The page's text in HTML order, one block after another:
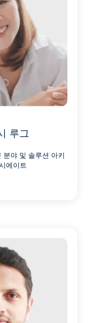
루그
분야 및 솔루션 아키
에이트